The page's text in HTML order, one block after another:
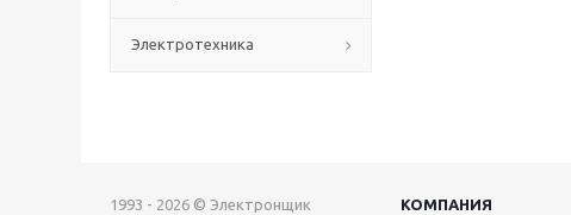
Электротехника
1993 - 2026 © Электронщик КОМПАНИЯ